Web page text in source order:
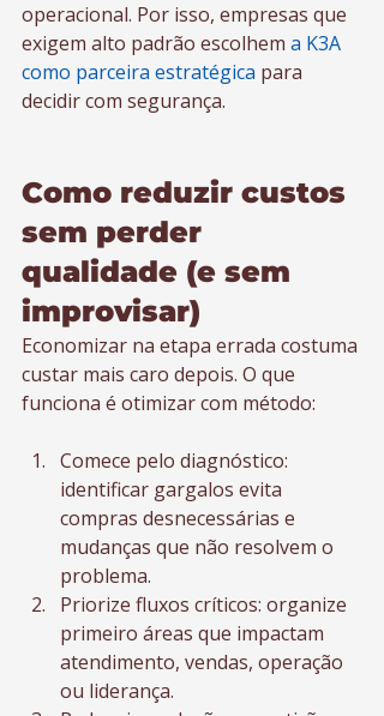
operacional. Por isso, empresas que
exigem alto padrão escolhem a K3A
como parceira estratégica para
decidir com segurança.
Como reduzir custos
sem perder
qualidade (e sem
improvisar)
Economizar na etapa errada costuma
custar mais caro depois. O que
funciona é otimizar com método:
Comece pelo diagnóstico:
identificar gargalos evita
compras desnecessárias e
mudanças que não resolvem o
problema.
Priorize fluxos críticos: organize
primeiro áreas que impactam
atendimento, vendas, operação
ou liderança.